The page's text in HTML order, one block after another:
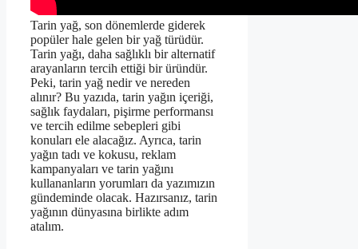
Tarin yağ, son dönemlerde giderek
popüler hale gelen bir yağ türüdür.
Tarin yağı, daha sağlıklı bir alternatif
arayanların tercih ettiği bir üründür.
Peki, tarin yağ nedir ve nereden
alınır? Bu yazıda, tarin yağın içeriği,
sağlık faydaları, pişirme performansı
ve tercih edilme sebepleri gibi
konuları ele alacağız. Ayrıca, tarin
yağın tadı ve kokusu, reklam
kampanyaları ve tarin yağını
kullananların yorumları da yazımızın
gündeminde olacak. Hazırsanız, tarin
yağının dünyasına birlikte adım
atalım.